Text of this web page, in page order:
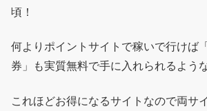
頃！
何よりポイントサイトで稼いで行けば
券」も実質無料で手に入れられるよう
これほどお得になるサイトなので両サ